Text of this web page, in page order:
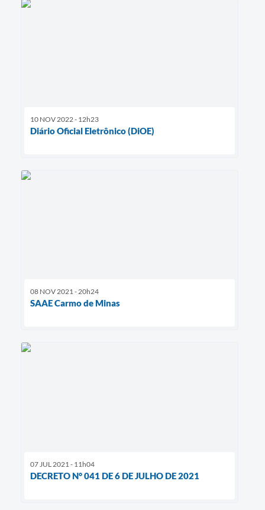
10 NOV 2022 - 12h23
Diário Oficial Eletrônico (DiOE)
08 NOV 2021 - 20h24
SAAE Carmo de Minas
07 JUL 2021 - 11h04
DECRETO N° 041 DE 6 DE JULHO DE 2021